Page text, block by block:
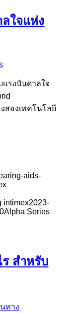
ใจแห่ง
แรงบันดาลใจ
สองเทคโนโลยี
aids-
intimex2023-
Alpha Series
ร สำหรับ